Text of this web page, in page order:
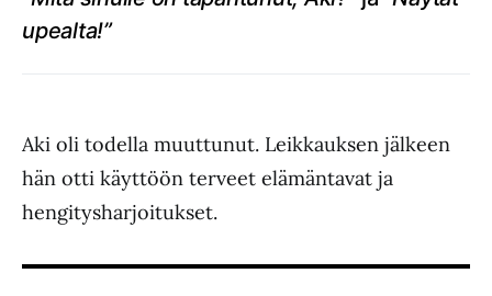
upealta!”
Aki oli todella muuttunut. Leikkauksen jälkeen
hän otti käyttöön terveet elämäntavat ja
hengitysharjoitukset.